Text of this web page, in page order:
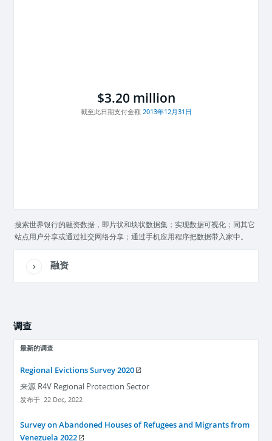
$3.20 million
截至此日期支付金额 2013年12月31日
搜索世界银行的融资数据，即片状和块状数据集；实现数据可视化；同其它
站点用户分享或通过社交网络分享；通过手机应用程序把数据带入家中。
融资
调查
最新的调查
Regional Evictions Survey 2020
来源 R4V Regional Protection Sector
发布于 22 Dec, 2022
Survey on Abandoned Houses of Refugees and Migrants from
Venezuela 2022